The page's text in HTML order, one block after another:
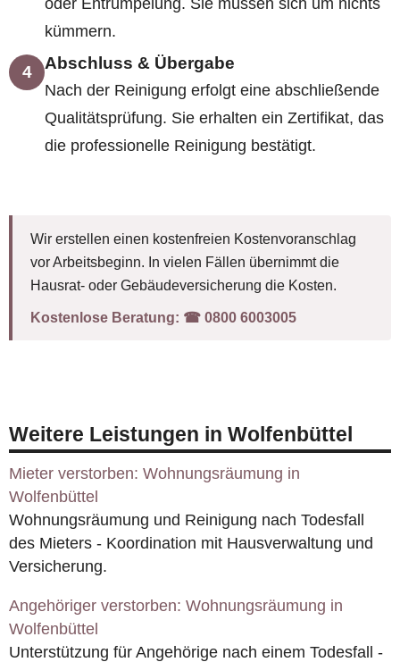
kümmern.
4 Abschluss & Übergabe
Nach der Reinigung erfolgt eine abschließende
Qualitätsprüfung. Sie erhalten ein Zertifikat, das
die professionelle Reinigung bestätigt.
Wir erstellen einen kostenfreien Kostenvoranschlag
vor Arbeitsbeginn. In vielen Fällen übernimmt die
Hausrat- oder Gebäudeversicherung die Kosten.
Kostenlose Beratung: ☎︎ 0800 6003005
Weitere Leistungen in Wolfenbüttel
Mieter verstorben: Wohnungsräumung in
Wolfenbüttel
Wohnungsräumung und Reinigung nach Todesfall
des Mieters - Koordination mit Hausverwaltung und
Versicherung.
Angehöriger verstorben: Wohnungsräumung in
Wolfenbüttel
Unterstützung für Angehörige nach einem Todesfall -